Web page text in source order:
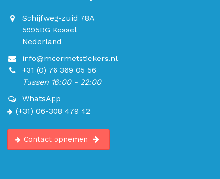
Schijfweg-zuid 78A
5995BG Kessel
Nederland
info@meermetstickers.nl
+31 (0) 76 369 05 56
Tussen 16:00 - 22:00
WhatsApp
(+31) 06-308 479 42
Contact opnemen